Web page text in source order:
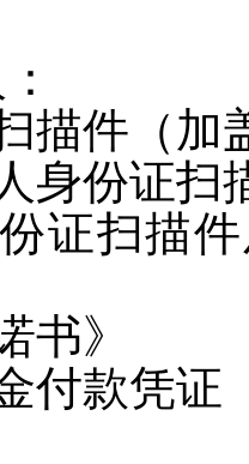
描件（加
身份证扫
证扫描
书》
付款凭证